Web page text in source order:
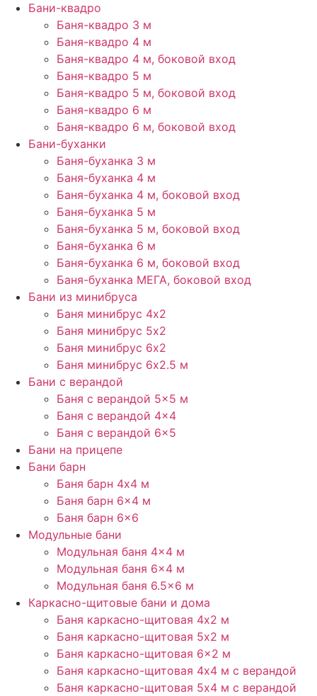
Бани-квадро
Баня-квадро 3 м
Баня-квадро 4 м
Баня-квадро 4 м, боковой вход
Баня-квадро 5 м
Баня-квадро 5 м, боковой вход
Баня-квадро 6 м
Баня-квадро 6 м, боковой вход
Бани-буханки
Баня-буханка 3 м
Баня-буханка 4 м
Баня-буханка 4 м, боковой вход
Баня-буханка 5 м
Баня-буханка 5 м, боковой вход
Баня-буханка 6 м
Баня-буханка 6 м, боковой вход
Баня-буханка МЕГА, боковой вход
Бани из минибруса
Баня минибрус 4х2
Баня минибрус 5х2
Баня минибрус 6х2
Баня минибрус 6х2.5​ м
Бани с верандой
Баня с верандой​ 5×5 м
Баня с верандой 4×4
Баня с верандой 6×5
Бани на прицепе
Бани барн
Баня барн 4х4 м
Баня барн 6×4 м
Баня барн 6×6
Модульные бани
Модульная баня 4×4 м
Модульная баня 6×4 м
Модульная баня 6.5×6 м
Каркасно-щитовые бани и дома
Баня каркасно-щитовая 4х2 м
Баня каркасно-щитовая 5х2 м
Баня каркасно-щитовая 6×2 м​
Баня каркасно-щитовая 4х4 м с верандой
Баня каркасно-щитовая 5х4 м с верандой